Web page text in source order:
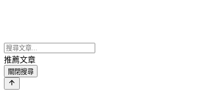
推薦文章
關閉搜尋